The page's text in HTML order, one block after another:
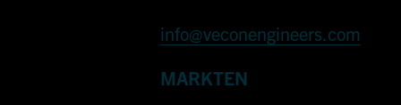
info@veconengineers.com
MARKTEN